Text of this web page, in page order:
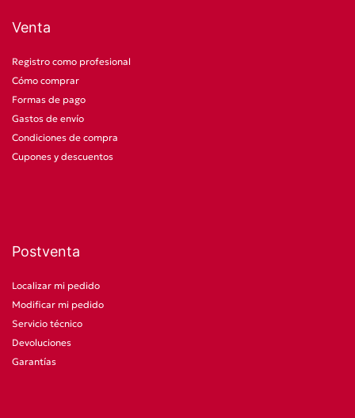
Venta
Registro como profesional
Cómo comprar
Formas de pago
Gastos de envío
Condiciones de compra
Cupones y descuentos
Postventa
Localizar mi pedido
Modificar mi pedido
Servicio técnico
Devoluciones
Garantías